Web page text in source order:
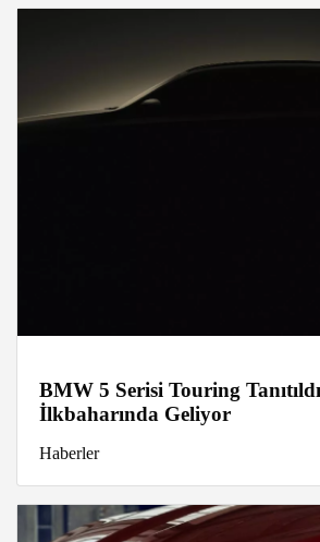
BMW 5 Serisi Touring
İlkbaharında Geliyor
Haberler